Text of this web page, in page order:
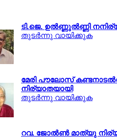
ടി.ജെ. ഉല്‍ണ്ണുല്‍ണ്ണി
തുടര്‍ന്നു വായിക്കുക
മേരി പൗലോസ്
നിര്യാതയായി
തുടര്‍ന്നു വായിക്കുക
റവ. ജോല്‍ണ്‍ മാത്യു